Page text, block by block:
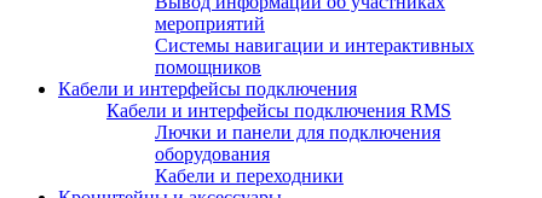
мероприятий
Системы навигации и интерактивных
помощников
Кабели и интерфейсы подключения
Кабели и интерфейсы подключения RMS
Лючки и панели для подключения
оборудования
Кабели и переходники